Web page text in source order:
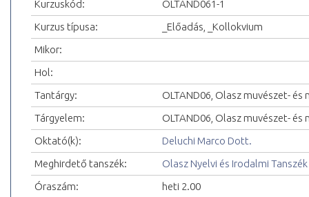
Kurzuskód:
OLTAND061-1
Kurzus típusa:
_Előadás, _Kollokvium
Mikor:
Hol:
Tantárgy:
OLTAND06, Olasz muvészet-
Tárgyelem:
OLTAND06, Olasz muvészet-
Oktató(k):
Deluchi Marco Dott.
Meghirdető tanszék:
Olasz Nyelvi és Irodalmi Tanszék
Óraszám:
heti 2.00